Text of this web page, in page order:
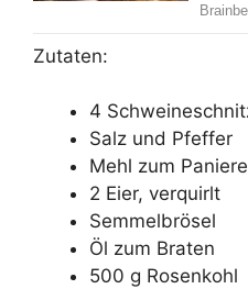
Zutaten:
4
Salz und Pfeffer
Mehl zum
2 Eier, verquirlt
Semmelbrösel
Öl zum Braten
500 g Rosenkohl